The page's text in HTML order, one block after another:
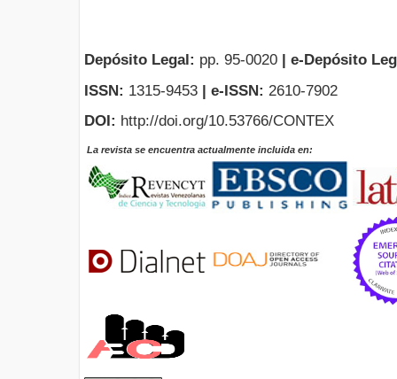
Depósito Legal: pp. 95-0020
e-Depósito
ISSN: 1315-9453 | e-ISSN: 2610-7902
DOI: http://doi.org/10.53766/CONTEX
La revista se encuentra actualmente incluida en: